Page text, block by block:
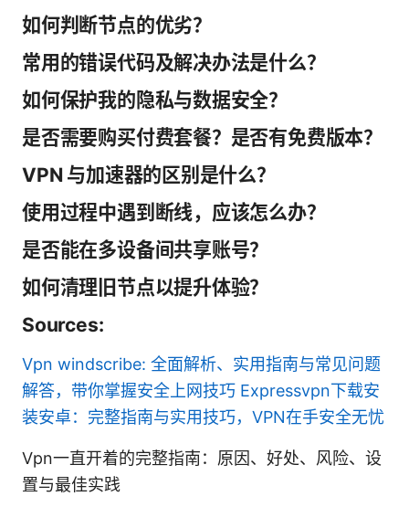
如何判断节点的优劣？
常用的错误代码及解决办法是什么？
如何保护我的隐私与数据安全？
是否需要购买付费套餐？是否有免费版本？
VPN 与加速器的区别是什么？
使用过程中遇到断线，应该怎么办？
是否能在多设备间共享账号？
如何清理旧节点以提升体验？
Sources:
Vpn windscribe: 全面解析、实用指南与常见问题
解答，带你掌握安全上网技巧 Expressvpn下载安
装安卓：完整指南与实用技巧，VPN在手安全无忧
Vpn一直开着的完整指南：原因、好处、风险、设
置与最佳实践